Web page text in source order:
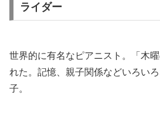
ライダー
世界的に有名なピアニスト。「木
れた。記憶、親子関係などいろい
子。